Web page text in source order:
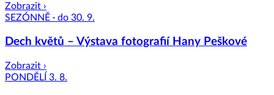
Zobrazit ›
SEZÓNNĚ · do 30. 9.
Dech květů – Výstava fotografií Hany Peškové
Zobrazit ›
PONDĚLÍ 3. 8.